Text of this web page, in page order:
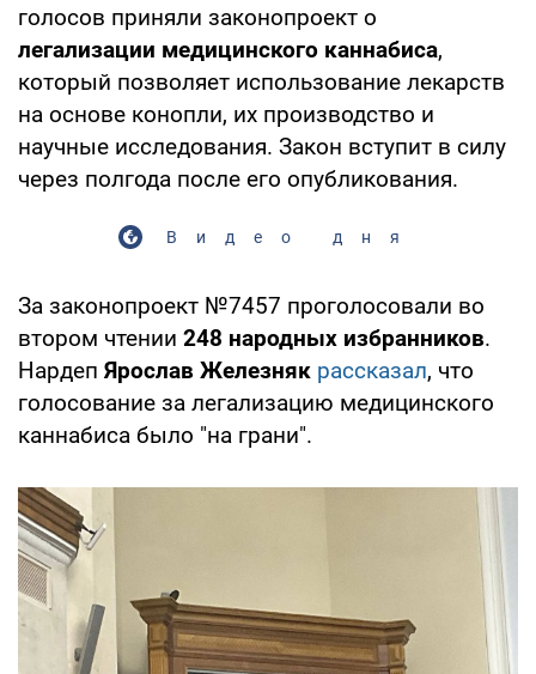
голосов приняли законопроект о
легализации медицинского каннабиса,
который позволяет использование лекарств
на основе конопли, их производство и
научные исследования. Закон вступит в силу
через полгода после его опубликования.
Видео дня
За законопроект №7457 проголосовали во
втором чтении 248 народных избранников.
Нардеп Ярослав Железняк рассказал, что
голосование за легализацию медицинского
каннабиса было "на грани".